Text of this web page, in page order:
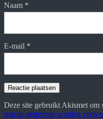
Naam *
E-mail *
Deze site gebruikt Akismet om
reactie gegevens worden